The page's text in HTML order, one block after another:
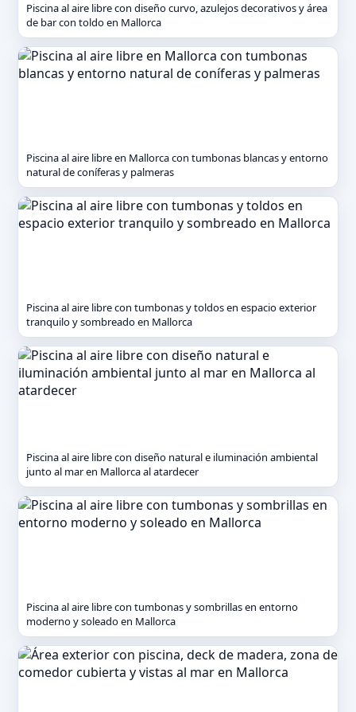
Piscina al aire libre con diseño curvo, azulejos decorativos y área
de bar con toldo en Mallorca
Piscina al aire libre en Mallorca con tumbonas blancas y entorno
natural de coníferas y palmeras
Piscina al aire libre con tumbonas y toldos en espacio exterior
tranquilo y sombreado en Mallorca
Piscina al aire libre con diseño natural e iluminación ambiental
junto al mar en Mallorca al atardecer
Piscina al aire libre con tumbonas y sombrillas en entorno
moderno y soleado en Mallorca